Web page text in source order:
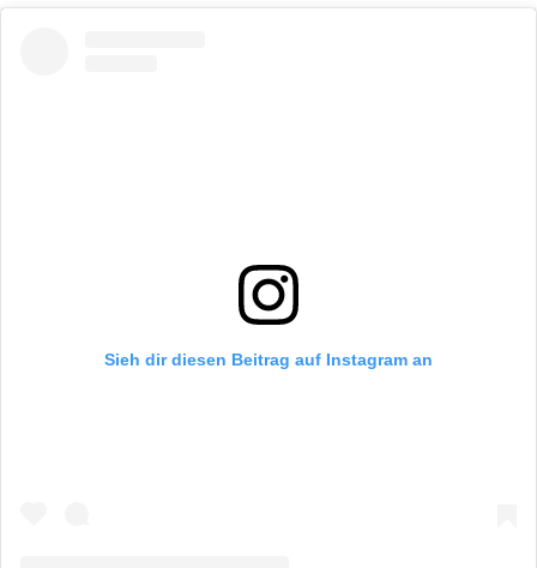
Produktseite
Sieh dir diesen Beitrag auf Instagram an